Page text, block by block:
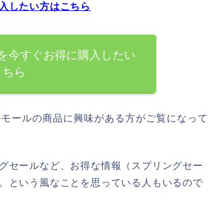
したい方はこちら
今すぐお得に購入したい
ら
ールの商品に興味がある方がご覧になって
セールなど、お得な情報（スプリングセー
という風なことを思っている人もいるので